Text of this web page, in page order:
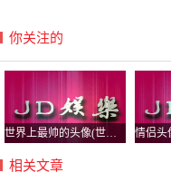
你关注的
世界上最帅的头像(世界上最帅的头像图片)
相关文章